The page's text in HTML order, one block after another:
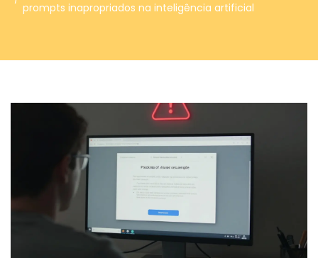
prompts inapropriados na inteligência artificial